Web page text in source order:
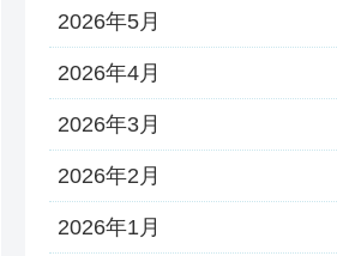
2026年5月
2026年4月
2026年3月
2026年2月
2026年1月